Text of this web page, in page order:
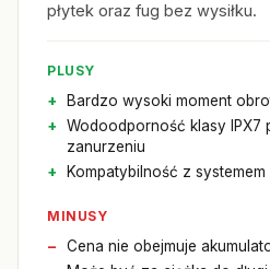
płytek oraz fug bez wysiłku.
PLUSY
Bardzo wysoki moment
Wodoodporność klasy IPX7
zanurzeniu
Kompatybilność z
MINUSY
Cena nie obejmuje